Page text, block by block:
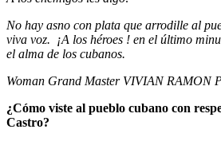
No hay asno con plata que arrodille al
viva voz. ¡A los héroes ! en el último
el alma de los cubanos.
Woman Grand Master VIVIAN RAMON
¿Cómo viste al pueblo cubano con
Castro?